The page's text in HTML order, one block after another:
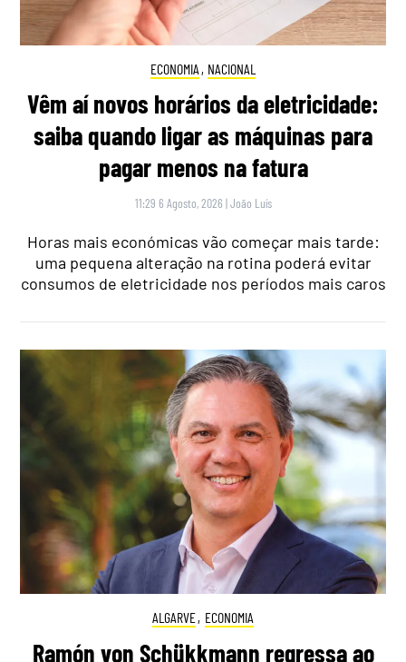
ECONOMIA , NACIONAL
Vêm aí novos horários da eletricidade:
saiba quando ligar as máquinas para
pagar menos na fatura
11:29 6 Agosto, 2026 |João Luís
Horas mais económicas vão começar mais tarde:
uma pequena alteração na rotina poderá evitar
consumos de eletricidade nos períodos mais caros
ALGARVE, ECONOMIA
Ramón von Schükkmann regressa ao